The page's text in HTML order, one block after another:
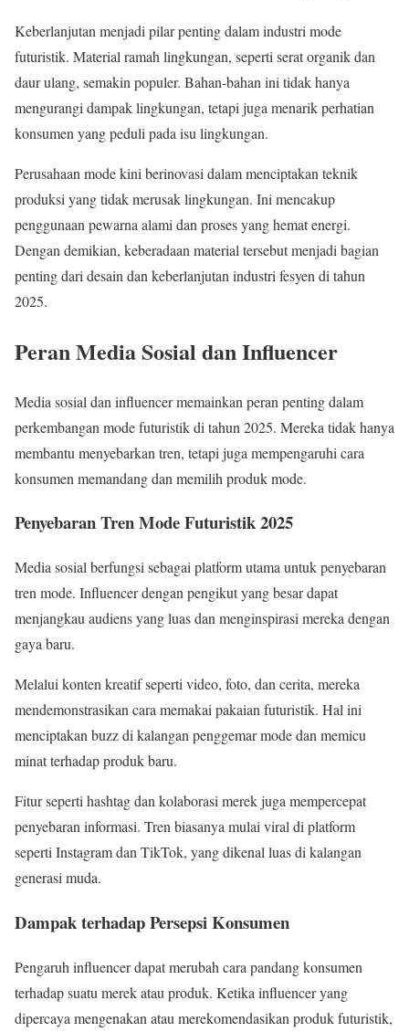
Keberlanjutan menjadi pilar penting dalam industri mode
futuristik. Material ramah lingkungan, seperti serat organik dan
daur ulang, semakin populer. Bahan-bahan ini tidak hanya
mengurangi dampak lingkungan, tetapi juga menarik perhatian
konsumen yang peduli pada isu lingkungan.
Perusahaan mode kini berinovasi dalam menciptakan teknik
produksi yang tidak merusak lingkungan. Ini mencakup
penggunaan pewarna alami dan proses yang hemat energi.
Dengan demikian, keberadaan material tersebut menjadi bagian
penting dari desain dan keberlanjutan industri fesyen di tahun
2025.
Peran Media Sosial dan Influencer
Media sosial dan influencer memainkan peran penting dalam
perkembangan mode futuristik di tahun 2025. Mereka tidak hanya
membantu menyebarkan tren, tetapi juga mempengaruhi cara
konsumen memandang dan memilih produk mode.
Penyebaran Tren Mode Futuristik 2025
Media sosial berfungsi sebagai platform utama untuk penyebaran
tren mode. Influencer dengan pengikut yang besar dapat
menjangkau audiens yang luas dan menginspirasi mereka dengan
gaya baru.
Melalui konten kreatif seperti video, foto, dan cerita, mereka
mendemonstrasikan cara memakai pakaian futuristik. Hal ini
menciptakan buzz di kalangan penggemar mode dan memicu
minat terhadap produk baru.
Fitur seperti hashtag dan kolaborasi merek juga mempercepat
penyebaran informasi. Tren biasanya mulai viral di platform
seperti Instagram dan TikTok, yang dikenal luas di kalangan
generasi muda.
Dampak terhadap Persepsi Konsumen
Pengaruh influencer dapat merubah cara pandang konsumen
terhadap suatu merek atau produk. Ketika influencer yang
dipercaya mengenakan atau merekomendasikan produk futuristik,